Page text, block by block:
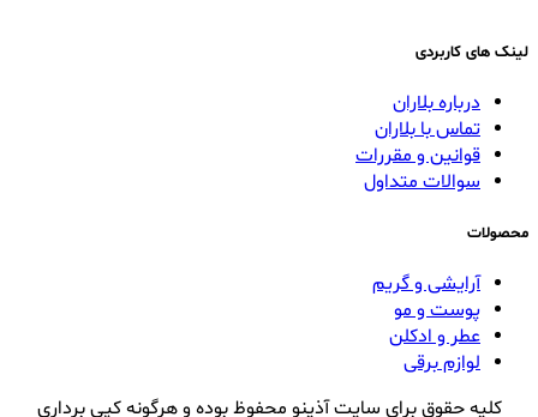
لینک های کاربردی
درباره بلاران
تماس با بلاران
قوانین و مقررات
سوالات متداول
محصولات
آرایشی و گریم
پوست و مو
عطر و ادکلن
لوازم برقی
کلیه حقوق برای سایت آذینو محفوظ بوده و هرگونه کپی برداری